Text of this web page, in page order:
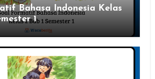
Bahasa Indonesia Kelas
1